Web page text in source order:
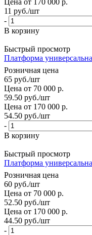
11 руб./шт
-
В корзину
Быстрый просмотр
Платформа
Розничная цена
65 руб./шт
Цена от 70 000 р.
59.50 руб./шт
Цена от 170 000 р.
54.50 руб./шт
-
В корзину
Быстрый просмотр
Платформа
Розничная цена
60 руб./шт
Цена от 70 000 р.
52.50 руб./шт
Цена от 170 000 р.
44.50 руб./шт
-